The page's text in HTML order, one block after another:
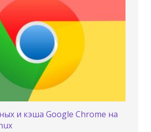
и кэша Google Chrome на